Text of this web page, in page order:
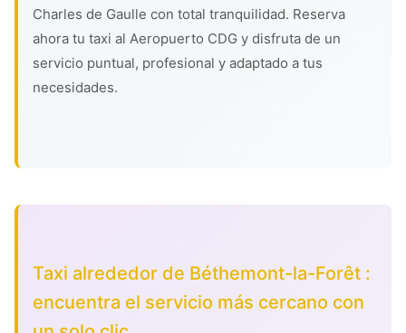
Charles de Gaulle con total tranquilidad. Reserva
ahora tu taxi al Aeropuerto CDG y disfruta de un
servicio puntual, profesional y adaptado a tus
necesidades.
Taxi alrededor de Béthemont-la-Forêt :
encuentra el servicio más cercano con